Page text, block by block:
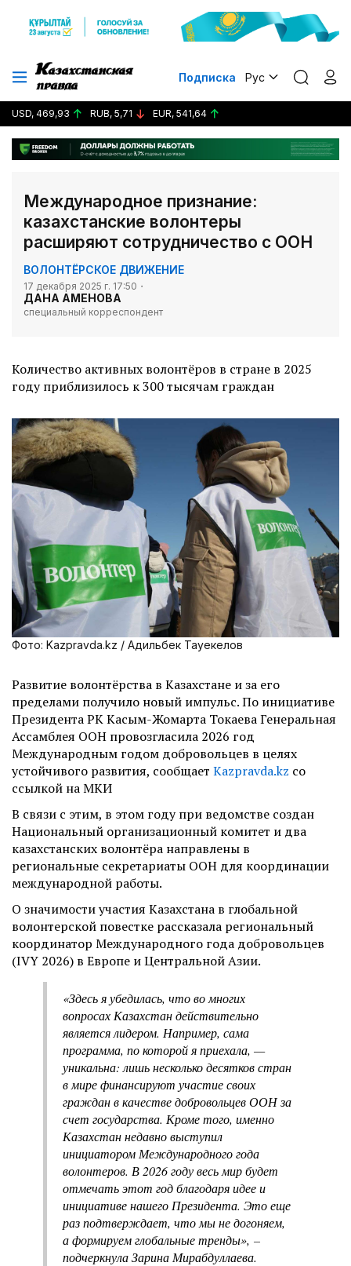
Подписка Рус
USD, 469,93 RUB, 5,71 EUR, 541,64
Международное признание:
казахстанские волонтеры
расширяют сотрудничество с ООН
ВОЛОНТЁРСКОЕ ДВИЖЕНИЕ
17 декабря 2025 г. 17:50
ДАНА АМЕНОВА
специальный корреспондент
Количество активных волонтёров в стране в 2025
году приблизилось к 300 тысячам граждан
Фото: Kazpravda.kz / Адильбек Тауекелов
Развитие волонтёрства в Казахстане и за его
пределами получило новый импульс. По инициативе
Президента РК Касым-Жомарта Токаева Генеральная
Ассамблея ООН провозгласила 2026 год
Международным годом добровольцев в целях
устойчивого развития, сообщает Kazpravda.kz со
ссылкой на МКИ
В связи с этим, в этом году при ведомстве создан
Национальный организационный комитет и два
казахстанских волонтёра направлены в
региональные секретариаты ООН для координации
международной работы.
О значимости участия Казахстана в глобальной
волонтерской повестке рассказала региональный
координатор Международного года добровольцев
(IVY 2026) в Европе и Центральной Азии.
«Здесь я убедилась, что во многих
вопросах Казахстан действительно
является лидером. Например, сама
программа, по которой я приехала, —
уникальна: лишь несколько десятков стран
в мире финансируют участие своих
граждан в качестве добровольцев ООН за
счет государства. Кроме того, именно
Казахстан недавно выступил
инициатором Международного года
волонтеров. В 2026 году весь мир будет
отмечать этот год благодаря идее и
инициативе нашего Президента. Это еще
раз подтверждает, что мы не догоняем,
а формируем глобальные тренды», –
подчеркнула Зарина Мирабдуллаева.